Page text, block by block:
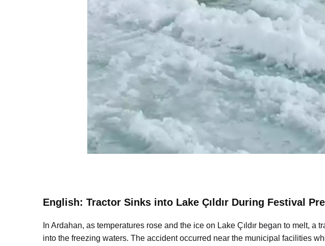
English: Tractor Sinks into Lake Çıldır During Festival
In Ardahan, as temperatures rose and the ice on Lake Çıldır began to melt, a
into the freezing waters. The accident occurred near the municipal facilities